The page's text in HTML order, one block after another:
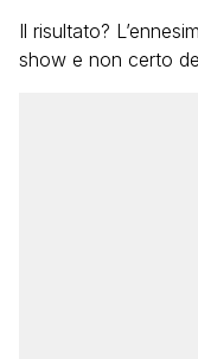
Il risultato?
show e non certo